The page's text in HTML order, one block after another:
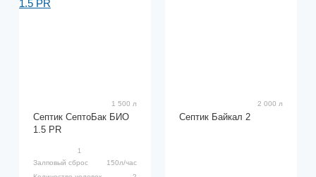
1 500 л
Септик СептоБак БИО
1.5 PR
1
Залповый сброс
150л/час
2 000 л
Септик Байкал 2